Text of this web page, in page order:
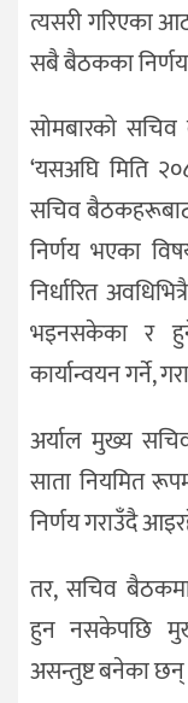
त्यसरी गरिएका
सबै बैठकका
सोमबारको
‘यसअघि मिति
सचिव बैठकहरूबाट
निर्णय भएका
निर्धारित
भइनसकेका र हुने
कार्यान्वयन गर्ने,
अर्याल मुख्य
साता नियमित
निर्णय गराउँदै
तर, सचिव
हुन नसकेपछि
असन्तुष्ट बनेका छन्